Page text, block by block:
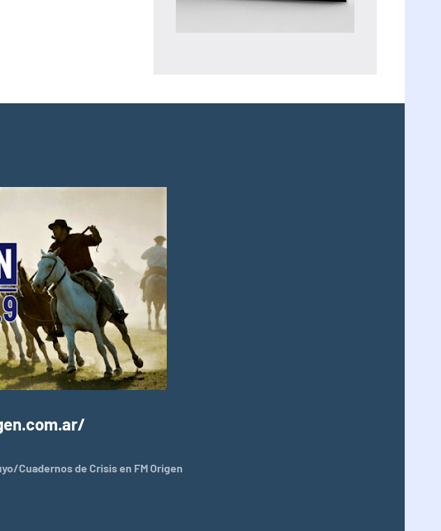
Cuadernos de Crisis en FM Origen